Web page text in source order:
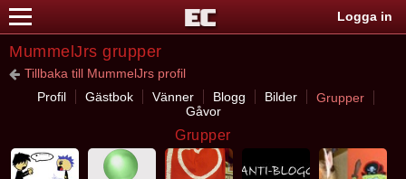
Logga in
MummelJrs grupper
Tillbaka till MummelJrs profil
Profil
Gästbok Vänner Blogg Bilder
Grupper
Gåvor
Grupper